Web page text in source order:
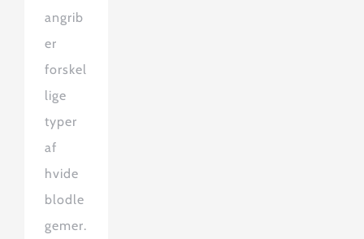
angrib
er
forskel
lige
typer
af
hvide
blodle
gemer.